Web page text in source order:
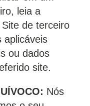
leia a
de terceiro
aplicáveis
ou dados
site.
Nós